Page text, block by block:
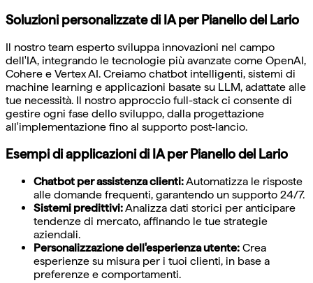
Soluzioni personalizzate di IA per Pianello del Lario
Il nostro team esperto sviluppa innovazioni nel campo
dell'IA, integrando le tecnologie più avanzate come OpenAI,
Cohere e Vertex AI. Creiamo chatbot intelligenti, sistemi di
machine learning e applicazioni basate su LLM, adattate alle
tue necessità. Il nostro approccio full-stack ci consente di
gestire ogni fase dello sviluppo, dalla progettazione
all'implementazione fino al supporto post-lancio.
Esempi di applicazioni di IA per Pianello del Lario
Chatbot per assistenza clienti:Automatizza le risposte
alle domande frequenti, garantendo un supporto 24/7.
Sistemi predittivi:Analizza dati storici per anticipare
tendenze di mercato, affinando le tue strategie
aziendali.
Personalizzazione dell'esperienza utente: Crea
esperienze su misura per i tuoi clienti, in base a
preferenze e comportamenti.